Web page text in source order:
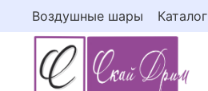
Воздушные шары Каталог